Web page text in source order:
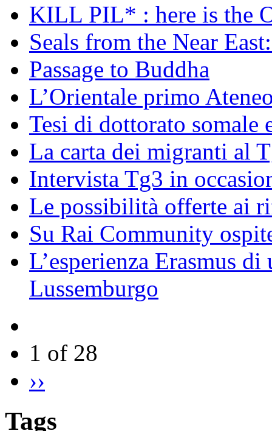
KILL PIL* : here is the
Seals from the Near
Passage to Buddha
L’Orientale primo
Tesi di dottorato somale
La carta dei migranti al
Intervista Tg3 in
Le possibilità offerte ai
Su Rai Community
L’esperienza Erasmus
Lussemburgo
1 of 28
››
Tags